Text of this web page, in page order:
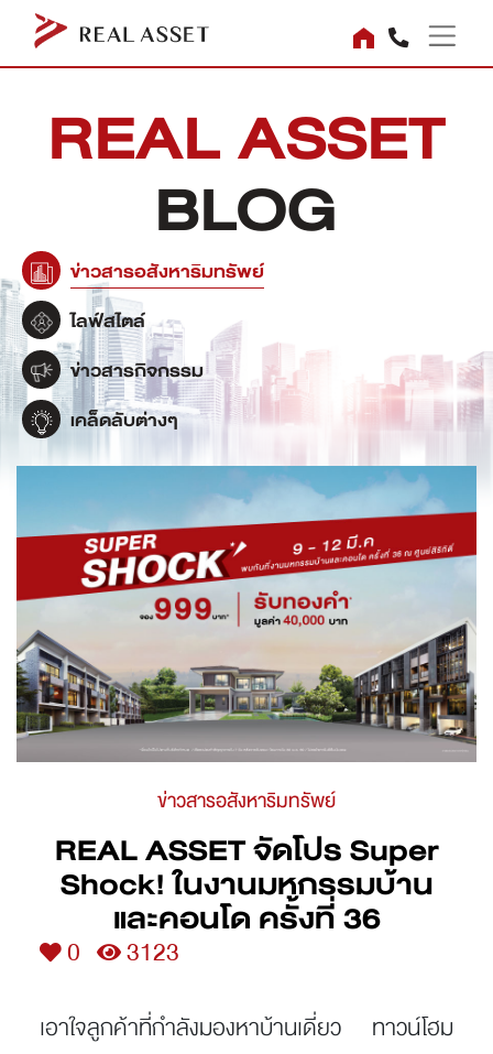
REAL ASSET
BLOG
ข่าวสารอสังหาริมทรัพย์
ไลฟ์สไตล์
ข่าวสารกิจกรรม
เคล็ดลับต่างๆ
ข่าวสารอสังหาริมทรัพย์
REAL ASSET จัดโปร Super
Shock! ในงานมหกรรมบ้าน
และคอนโด ครั้งที่ 36
0 3123
เอาใจลูกค้าที่กำลังมองหาบ้านเดี่ยว ทาวน์โฮม